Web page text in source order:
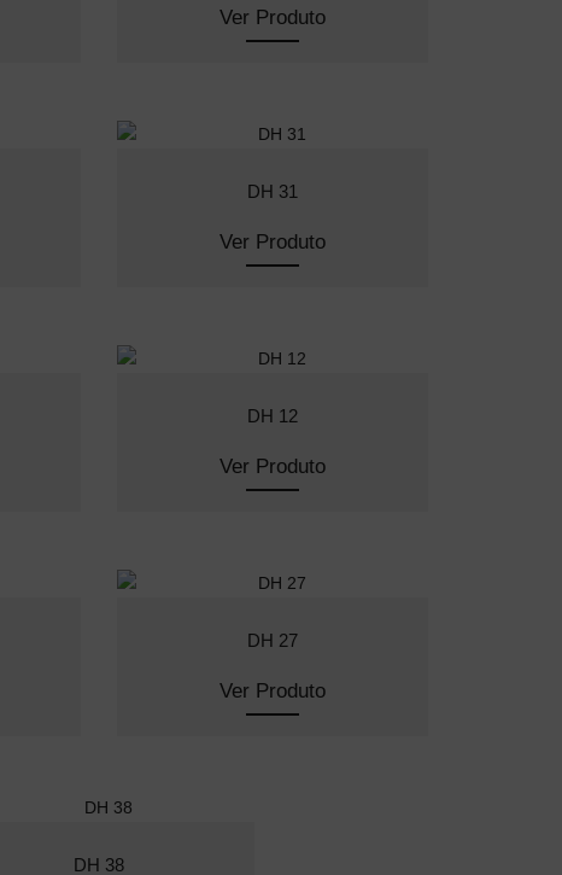
Ver Produto
DH 31
Ver Produto
DH 12
Ver Produto
DH 27
Ver Produto
DH 38